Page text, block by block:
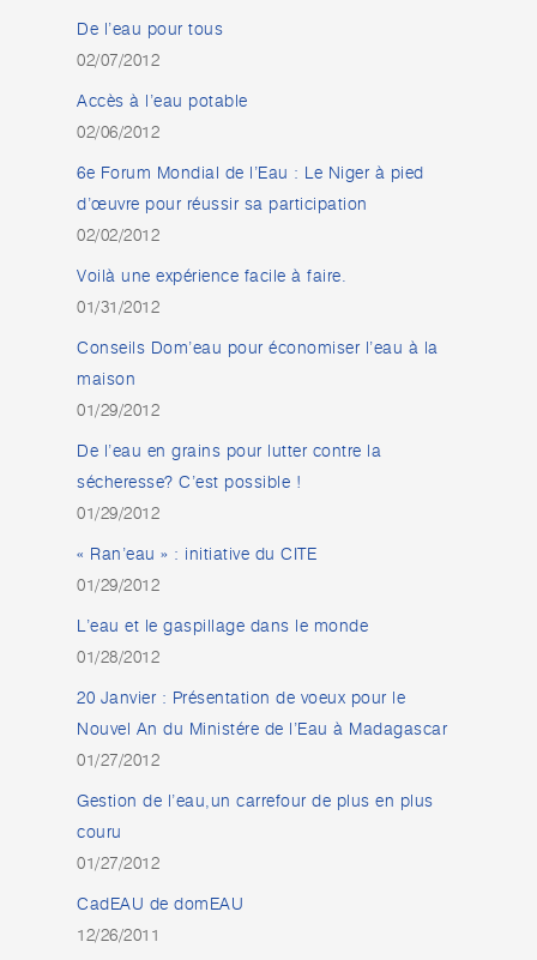
De l’eau pour tous
02/07/2012
Accès à l’eau potable
02/06/2012
6e Forum Mondial de l’Eau : Le Niger à pied
d’œuvre pour réussir sa participation
02/02/2012
Voilà une expérience facile à faire.
01/31/2012
Conseils Dom’eau pour économiser l’eau à la
maison
01/29/2012
De l’eau en grains pour lutter contre la
sécheresse? C’est possible !
01/29/2012
« Ran’eau » : initiative du CITE
01/29/2012
L’eau et le gaspillage dans le monde
01/28/2012
20 Janvier : Présentation de voeux pour le
Nouvel An du Ministére de l’Eau à Madagascar
01/27/2012
Gestion de l’eau,un carrefour de plus en plus
couru
01/27/2012
CadEAU de domEAU
12/26/2011